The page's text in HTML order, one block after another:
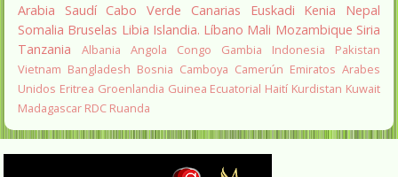
Arabia Saudí Cabo Verde Canarias Euskadi Kenia
Nepal
Somalia Bruselas Libia Islandia. Líbano Mali Mozambique Siria
Tanzania
Albania Angola Congo Gambia Indonesia
Pakistan
Vietnam Bangladesh Bosnia Camboya Camerún Emiratos Arabes
Unidos Eritrea Groenlandia Guinea Ecuatorial Haití Kurdistan Kuwait
Madagascar RDC Ruanda